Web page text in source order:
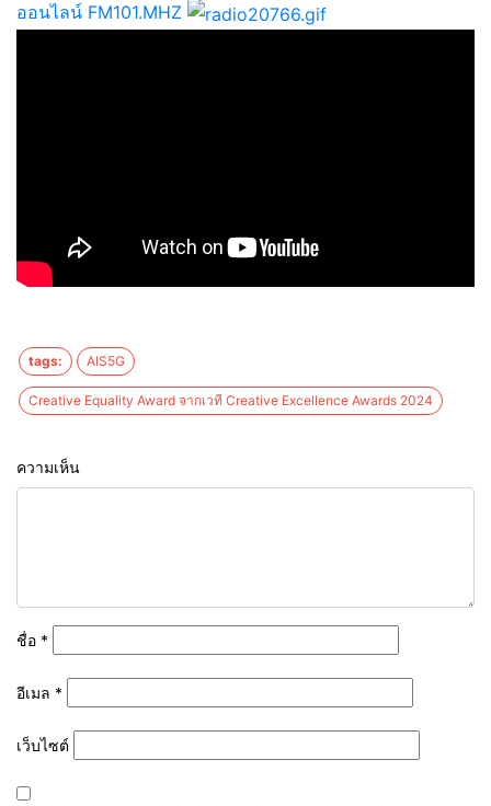
ออนไลน์ FM101.MHZ
tags: AIS5G
Creative Equality Award จากเวที Creative Excellence Awards 2024
ความเห็น
ชื่อ *
อีเมล *
เว็บไซต์